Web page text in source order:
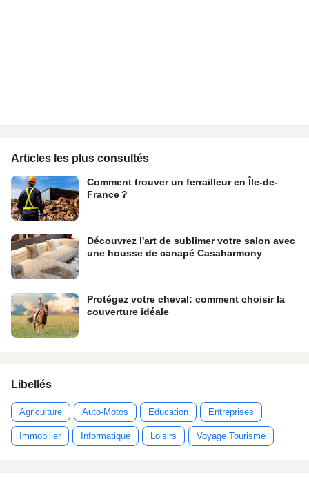
Articles les plus consultés
Comment trouver un ferrailleur en Île-de-
France ?
Découvrez l'art de sublimer votre salon avec
une housse de canapé Casaharmony
Protégez votre cheval: comment choisir la
couverture idéale
Libellés
Agriculture Auto-Motos Education Entreprises
Immobilier Informatique Loisirs Voyage Tourisme